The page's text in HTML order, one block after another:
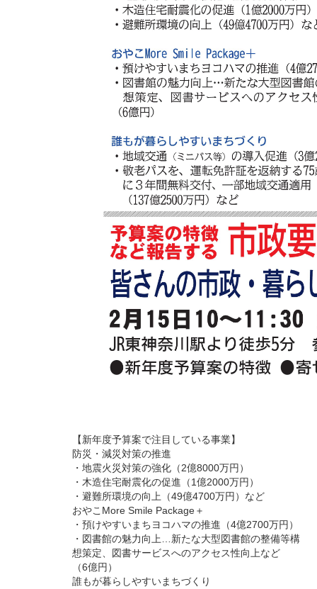
【新年度予算案で注目している事業】
防災・減災対策の推進
・地震火災対策の強化（2億8000万円）
・木造住宅耐震化の促進（1億2000万円）
・避難所環境の向上（49億4700万円）など
おやこMore Smile Package＋
・預けやすいまちヨコハマの推進（4億2700万円）
・図書館の魅力向上…新たな大型図書館の整備等構
想策定、図書サービスへのアクセス性向上など
（6億円）
誰もが暮らしやすいまちづくり